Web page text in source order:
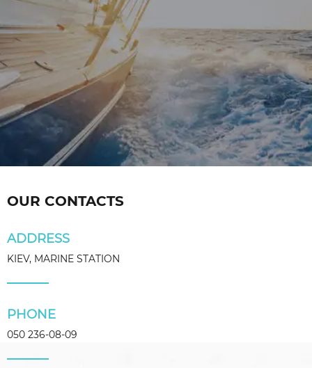
OUR CONTACTS
ADDRESS
KIEV, MARINE STATION
PHONE
050 236-08-09